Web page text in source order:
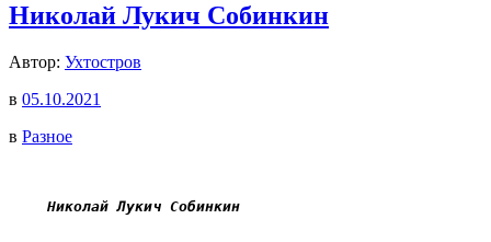
Николай Лукич Собинкин
Автор: Ухтостров
в 05.10.2021
в Разное
Николай Лукич Собинкин